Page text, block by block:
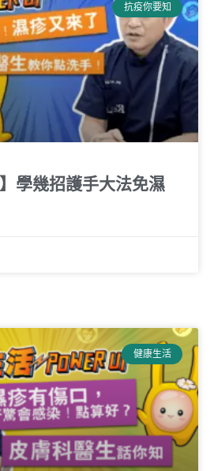
抗疫你要知
學幾招護手大法免濕
健康生活